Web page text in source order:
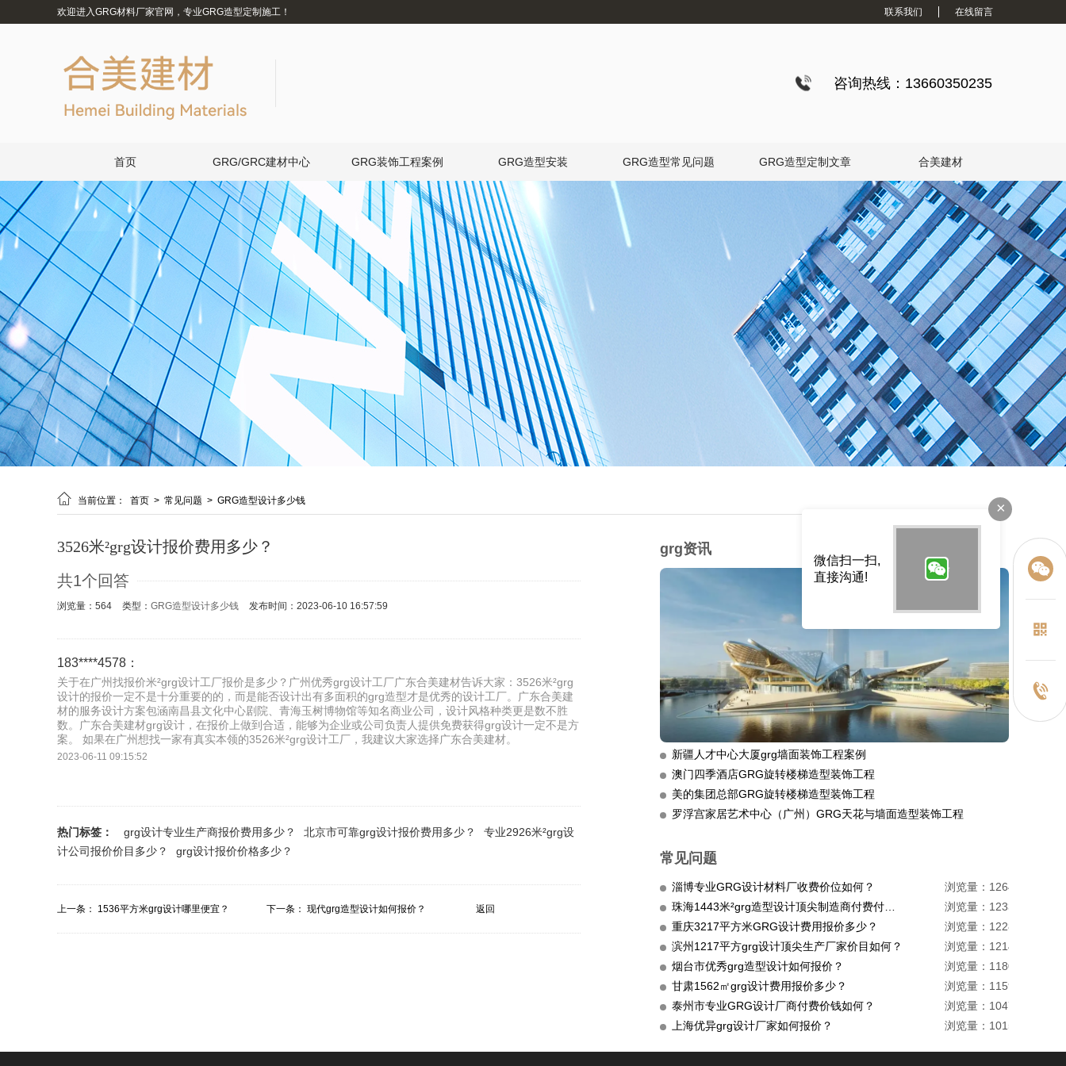
欢迎进入GRG材料厂家官网，专业GRG造型定制施工！ 联系我们 在线留言
咨询热线：13660350235
首页 GRG/GRC建材中心 GRG装饰工程案例 GRG造型安装 GRG造型常见问题 GRG造型定制文章 合美建材
 当前位置： 首页 > 常见问题 > GRG造型设计多少钱
3526米²grg设计报价费用多少？
共1个回答
浏览量：564 类型： GRG造型设计多少钱 发布时间：2023-06-10 16:57:59
183****4578：
关于在广州找报价米²grg设计工厂报价是多少？广州优秀grg设计工厂广东合美建材告诉大家：3526米²grg
设计的报价一定不是十分重要的的，而是能否设计出有多面积的grg造型才是优秀的设计工厂。广东合美建
材的服务设计方案包涵南昌县文化中心剧院、青海玉树博物馆等知名商业公司，设计风格种类更是数不胜
数。广东合美建材grg设计，在报价上做到合适，能够为企业或公司负责人提供免费获得grg设计一定不是方
案。 如果在广州想找一家有真实本领的3526米²grg设计工厂，我建议大家选择广东合美建材。
2023-06-11 09:15:52
热门标签： grg设计专业生产商报价费用多少？ 北京市可靠grg设计报价费用多少？
专业2926米²grg设
计公司报价价目多少？
grg设计报价价格多少？
上一条： 1536平方米grg设计哪里便宜？ 下一条： 现代grg造型设计如何报价？ 返回
grg资讯
新疆人才中心大厦grg墙面装饰工程案例
澳门四季酒店GRG旋转楼梯造型装饰工程
美的集团总部GRG旋转楼梯造型装饰工程
罗浮宫家居艺术中心（广州）GRG天花与墙面造型装饰工程
常见问题
淄博专业GRG设计材料厂收费价位如何？
浏览量：1264
浏览量：1233
重庆3217平方米GRG设计费用报价多少？
浏览量：1228
滨州1217平方grg设计顶尖生产厂家价目如何？
浏览量：1214
烟台市优秀grg造型设计如何报价？
浏览量：1180
甘肃1562㎡grg设计费用报价多少？
浏览量：1159
泰州市专业GRG设计厂商付费价钱如何？
浏览量：1047
上海优异grg设计厂家如何报价？
浏览量：1015
×
微信扫一扫,
直接沟通!